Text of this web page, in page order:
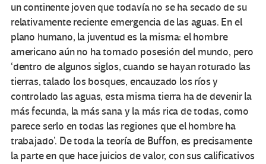
un continente joven que todavía no se ha secado de su
relativamente reciente emergencia de las aguas. En el
plano humano, la juventud es la misma: el hombre
americano aún no ha tomado posesión del mundo, pero
‘dentro de algunos siglos, cuando se hayan roturado las
tierras, talado los bosques, encauzado los ríos y
controlado las aguas, esta misma tierra ha de devenir la
más fecunda, la más sana y la más rica de todas, como
parece serlo en todas las regiones que el hombre ha
trabajado’. De toda la teoría de Buffon, es precisamente
la parte en que hace juicios de valor, con sus calificativos